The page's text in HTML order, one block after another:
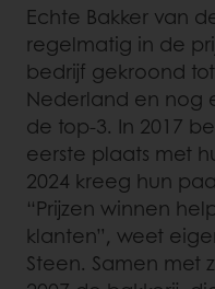
Echte Bakker van
regelmatig in de
bedrijf gekroond
Nederland en nog
de top-3. In 2017
eerste plaats met
2024 kreeg hun
“Prijzen winnen
klanten”, weet
Steen. Samen met